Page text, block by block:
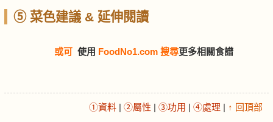
⑤ 菜色建議 & 延伸閱讀
或可 使用 FoodNo1.com 搜尋更多相關食譜
①資料 | ②屬性 | ③功用 | ④處理 | ↑ 回頂部